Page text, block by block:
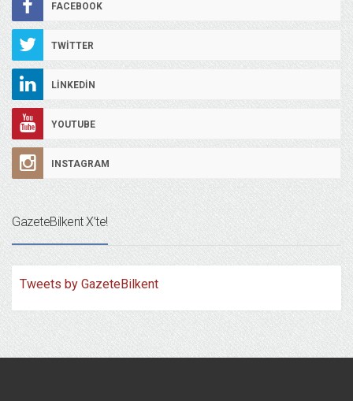
FACEBOOK
TWITTER
LINKEDIN
YOUTUBE
INSTAGRAM
GazeteBilkent X’te!
Tweets by GazeteBilkent